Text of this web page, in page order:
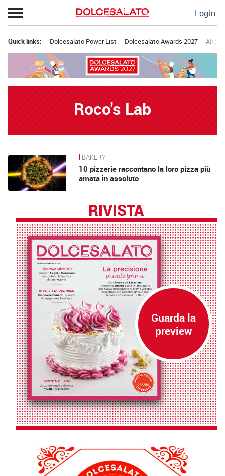
Passa
al
Login
principale
Quick links: Dolcesalato Power List Dolcesalato Awards 2027
Roco's Lab
News BAKERY
10 pizzerie raccontano la loro pizza più
amata in assoluto
RIVISTA